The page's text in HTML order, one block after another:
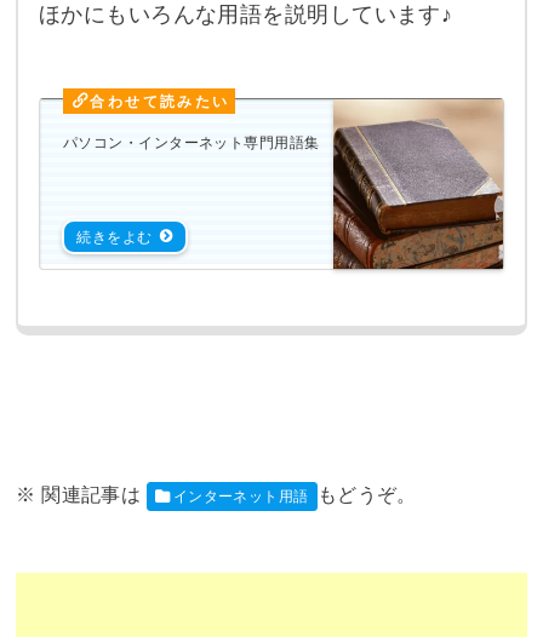
ほかにもいろんな用語を説明しています♪
パソコン・インターネット専門用語集
インターネット用語